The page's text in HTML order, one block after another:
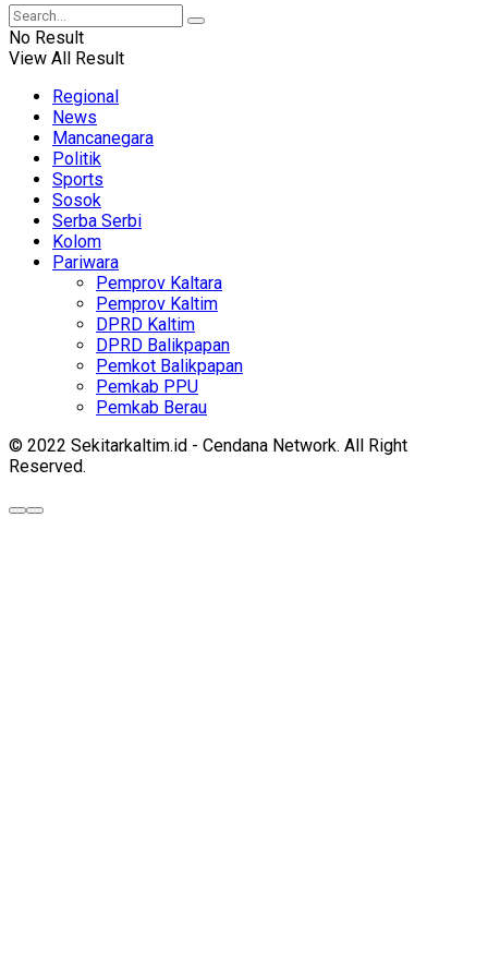
No Result
View All Result
Regional
News
Mancanegara
Politik
Sports
Sosok
Serba Serbi
Kolom
Pariwara
Pemprov Kaltara
Pemprov Kaltim
DPRD Kaltim
DPRD Balikpapan
Pemkot Balikpapan
Pemkab PPU
Pemkab Berau
© 2022 Sekitarkaltim.id - Cendana Network. All Right
Reserved.